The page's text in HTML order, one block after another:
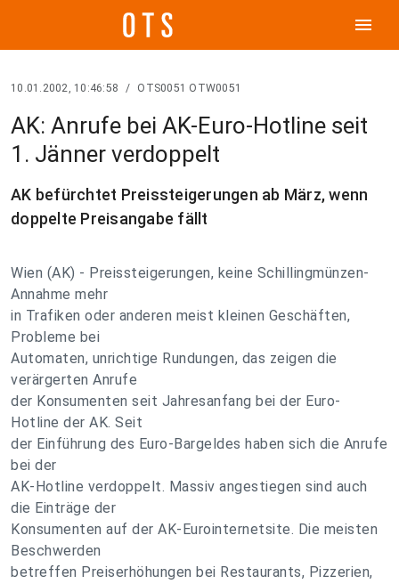
menu
10.01.2002, 10:46:58 / OTS0051 OTW0051
AK: Anrufe bei AK-Euro-Hotline seit
1. Jänner verdoppelt
AK befürchtet Preissteigerungen ab März, wenn
doppelte Preisangabe fällt
Wien (AK) - Preissteigerungen, keine Schillingmünzen-
Annahme mehr
in Trafiken oder anderen meist kleinen Geschäften,
Probleme bei
Automaten, unrichtige Rundungen, das zeigen die
verärgerten Anrufe
der Konsumenten seit Jahresanfang bei der Euro-
Hotline der AK. Seit
der Einführung des Euro-Bargeldes haben sich die Anrufe
bei der
AK-Hotline verdoppelt. Massiv angestiegen sind auch
die Einträge der
Konsumenten auf der AK-Eurointernetsite. Die meisten
Beschwerden
betreffen Preiserhöhungen bei Restaurants, Pizzerien,